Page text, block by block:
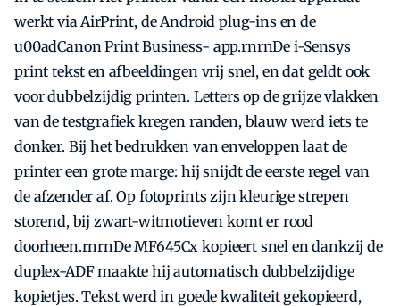
werkt via AirPrint, de Android plug-ins en de
u00adCanon Print Business- app.rnrnDe i-Sensys
print tekst en afbeeldingen vrij snel, en dat geldt ook
voor dubbelzijdig printen. Letters op de grijze vlakken
van de testgrafiek kregen randen, blauw werd iets te
donker. Bij het bedrukken van enveloppen laat de
printer een grote marge: hij snijdt de eerste regel van
de afzender af. Op fotoprints zijn kleurige strepen
storend, bij zwart-witmotieven komt er rood
doorheen.rnrnDe MF645Cx kopieert snel en dankzij de
duplex-ADF maakte hij automatisch dubbelzijdige
kopietjes. Tekst werd in goede kwaliteit gekopieerd,